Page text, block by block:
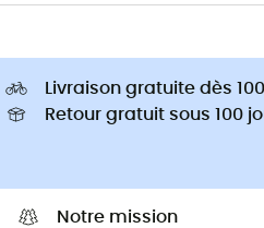
Livraison gratuite dès
Retour gratuit sous 100
Notre mission